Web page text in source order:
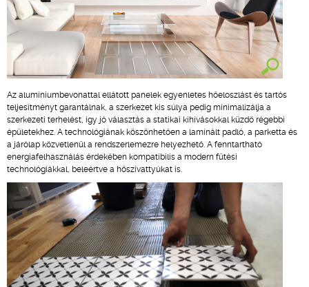
Az alumíniumbevonattal ellátott panelek egyenletes hőeloszlást és tartós
teljesítményt garantálnak, a szerkezet kis súlya pedig minimalizálja a
szerkezeti terhelést, így jó választás a statikai kihívásokkal küzdő régebbi
épületekhez. A technológiának köszönhetően a laminált padló, a parketta és
a járólap közvetlenül a rendszerlemezre helyezhető. A fenntartható
energiafelhasználás érdekében kompatibilis a modern fűtési
technológiákkal, beleértve a hőszivattyúkat is.